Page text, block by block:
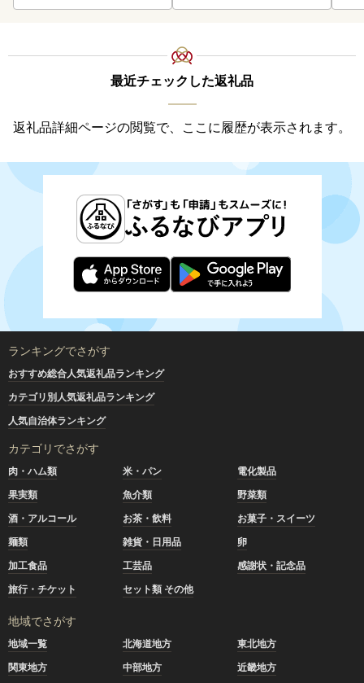
最近チェックした返礼品
返礼品詳細ページの閲覧で、ここに履歴が表示されます。
ランキングでさがす
おすすめ総合人気返礼品ランキング
カテゴリ別人気返礼品ランキング
人気自治体ランキング
カテゴリでさがす
肉・ハム類 米・パン
電化製品
果実類
魚介類
野菜類
酒・アルコール
お茶・飲料
お菓子・スイーツ
麺類
雑貨・日用品
卵
加工食品
工芸品
感謝状・記念品
旅行・チケット
セット類 その他
地域でさがす
地域一覧 北海道地方
東北地方
関東地方
中部地方
近畿地方